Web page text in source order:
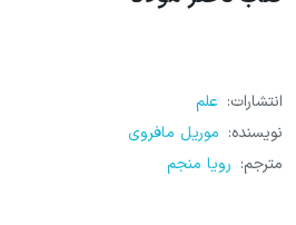
انتشارات: علم
نویسنده: موریل مافروی
مترجم: رویا منجم